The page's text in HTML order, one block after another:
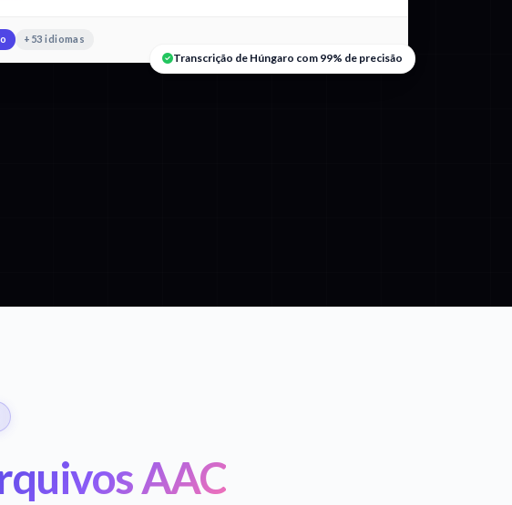
+53 idiomas
Transcrição de Húngaro com 99% de precisão
AAC